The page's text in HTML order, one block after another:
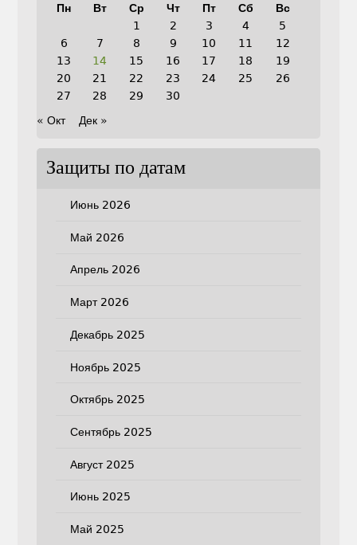
Пн Вт Ср Чт Пт Сб
Вс
1
2 3 4
5
6
7 8 9 10 11
12
13
14 15 16 17 18
19
20
21 22 23 24 25
26
27
28 29
30
« Окт
Дек »
Защиты по датам
Июнь 2026
Май 2026
Апрель 2026
Март 2026
Декабрь 2025
Ноябрь 2025
Октябрь 2025
Сентябрь 2025
Август 2025
Июнь 2025
Май 2025